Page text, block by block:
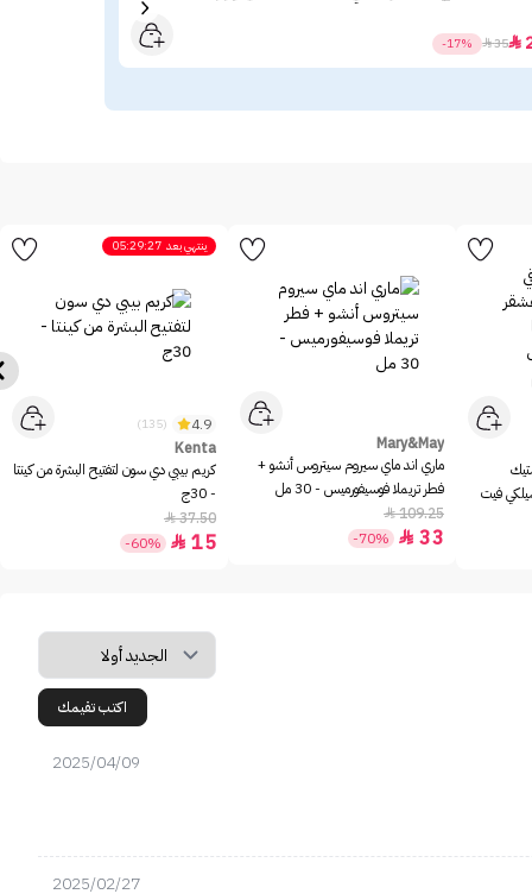

35

-17%
فيت
Mary&May
ماري اند ماي سيروم سيتروس أنشو +
فطر تريملا فوسيفورميس - 30 مل
109.25

33

-70%
ينتهي بعد 05:29:27
4.9
(135)
Kenta
كريم بيبي دي سون لتفتيح البشرة من كينتا
- 30ج
37.50

15

-60%
اكتب تقيمك
2025/04/09
2025/02/27